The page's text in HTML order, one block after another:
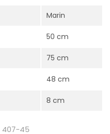
Marin
50 cm
75 cm
48 cm
8 cm
407-45